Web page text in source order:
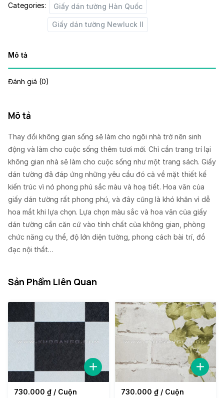
quantity
Categories: Giấy dán tường Hàn Quốc
Giấy dán tường Newluck II
Mô tả
Đánh giá (0)
Mô tả
Thay đổi không gian sống sẽ làm cho ngôi nhà trở nên sinh
động và làm cho cuộc sống thêm tươi mới. Chỉ cần trang trí lại
không gian nhà sẽ làm cho cuộc sống như một trang sách. Giấy
dán tường đã đáp ứng những yêu cầu đó cả về mặt thiết kế
kiến trúc vì nó phong phú sắc màu và hoạ tiết. Hoa văn của
giấy dán tường rất phong phú, và đây cũng là khó khăn vì dễ
hoa mắt khi lựa chọn. Lựa chọn màu sắc và hoa văn của giấy
dán tường cần căn cứ vào tính chất của không gian, phòng
chức năng cụ thể, độ lớn diện tường, phong cách bài trí, đồ
đạc nội thất…
Sản Phẩm Liên Quan
730.000 ₫ / Cuộn
730.000 ₫ / Cuộn